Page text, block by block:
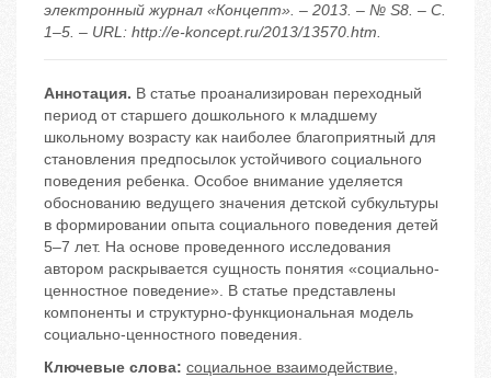
электронный журнал «Концепт». – 2013. – № S8. – С.
1–5. – URL: http://e-koncept.ru/2013/13570.htm.
Аннотация. В статье проанализирован переходный
период от старшего дошкольного к младшему
школьному возрасту как наиболее благоприятный для
становления предпосылок устойчивого социального
поведения ребенка. Особое внимание уделяется
обоснованию ведущего значения детской субкультуры
в формировании опыта социального поведения детей
5–7 лет. На основе проведенного исследования
автором раскрывается сущность понятия «социально-
ценностное поведение». В статье представлены
компоненты и структурно-функциональная модель
социально-ценностного поведения.
Ключевые слова: социальное взаимодействие,